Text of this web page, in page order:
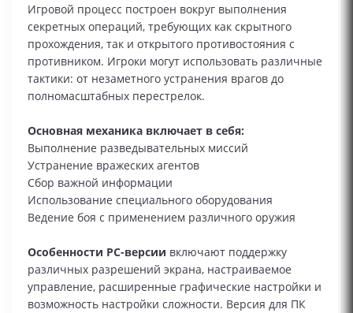
Игровой процесс построен вокруг выполнения
секретных операций, требующих как скрытного
прохождения, так и открытого противостояния с
противником. Игроки могут использовать различные
тактики: от незаметного устранения врагов до
полномасштабных перестрелок.
Основная механика включает в себя:
Выполнение разведывательных миссий
Устранение вражеских агентов
Сбор важной информации
Использование специального оборудования
Ведение боя с применением различного оружия
Особенности PC-версии включают поддержку
различных разрешений экрана, настраиваемое
управление, расширенные графические настройки и
возможность настройки сложности. Версия для ПК